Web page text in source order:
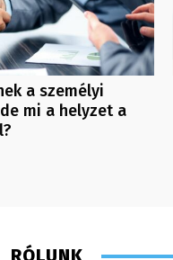
a személyi
mi a helyzet a
RÓLUNK